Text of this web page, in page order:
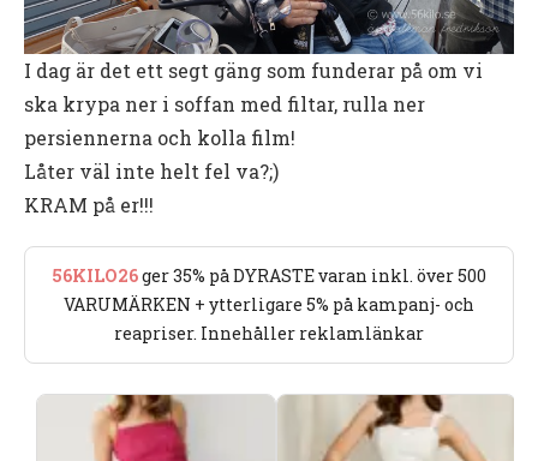
I dag är det ett segt gäng som funderar på om vi
ska krypa ner i soffan med filtar, rulla ner
persiennerna och kolla film!
Låter väl inte helt fel va?;)
KRAM på er!!!
56KILO26ger 35% på DYRASTE varan inkl. över 500
VARUMÄRKEN + ytterligare 5% på kampanj- och
reapriser. Innehåller reklamlänkar